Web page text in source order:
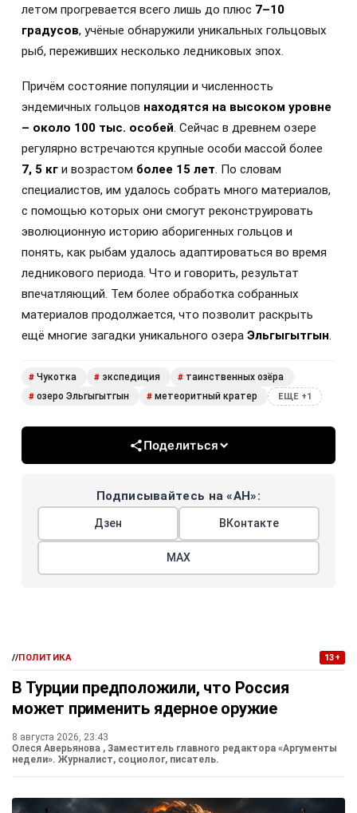
летом прогревается всего лишь до плюс 7–10
градусов, учёные обнаружили уникальных гольцовых
рыб, переживших несколько ледниковых эпох.
Причём состояние популяции и численность
эндемичных гольцов находятся на высоком уровне
– около 100 тыс. особей. Сейчас в древнем озере
регулярно встречаются крупные особи массой более
7, 5 кг и возрастом более 15 лет. По словам
специалистов, им удалось собрать много материалов,
с помощью которых они смогут реконструировать
эволюционную историю аборигенных гольцов и
понять, как рыбам удалось адаптироваться во время
ледникового периода. Что и говорить, результат
впечатляющий. Тем более обработка собранных
материалов продолжается, что позволит раскрыть
ещё многие загадки уникального озера Эльгыгытгын.
# Чукотка # экспедиция # таинственных озёра
# озеро Эльгыгытгын # метеоритный кратер ЕЩЕ +1
Поделиться
Подписывайтесь на «АН»:
Дзен ВКонтакте
МАХ
//ПОЛИТИКА 13+
В Турции предположили, что Россия
может применить ядерное оружие
8 августа 2026, 23:43
Олеся Аверьянова , Заместитель главного редактора «Аргументы
недели». Журналист, социолог, писатель.